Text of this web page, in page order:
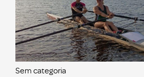
Sem categoria